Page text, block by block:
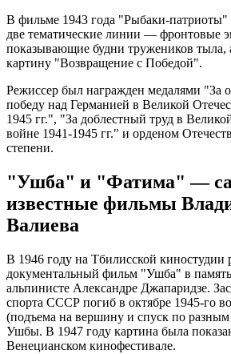
В фильме 1943 года "Рыбаки-патриоты"
две тематические линии — фронтовые
показывающие будни тружеников тыла,
картину "Возвращение с Победой".
Режиссер был награжден медалями "За
победу над Германией в Великой
1945 гг.", "За доблестный труд в
войне 1941-1945 гг." и орденом
степени.
"Ушба" и "Фатима" —
известные фильмы
Валиева
В 1946 году на Тбилисской киностудии
документальный фильм "Ушба" в
альпинисте Александре Джапаридзе.
спорта СССР погиб в октябре 1945-го
(подъема на вершину и спуск по
Ушбы. В 1947 году картина была
Венецианском кинофестивале.